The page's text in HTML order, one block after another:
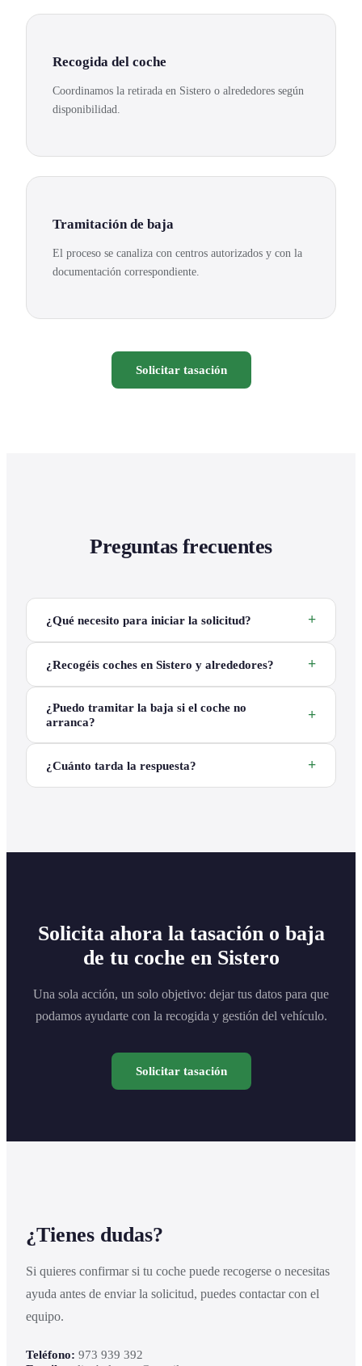
Recogida del coche
Coordinamos la retirada en Sistero o alrededores según
disponibilidad.
Tramitación de baja
El proceso se canaliza con centros autorizados y con la
documentación correspondiente.
Solicitar tasación
Preguntas frecuentes
¿Qué necesito para iniciar la solicitud?
¿Recogéis coches en Sistero y alrededores?
¿Puedo tramitar la baja si el coche no
arranca?
¿Cuánto tarda la respuesta?
Solicita ahora la tasación o baja
de tu coche en Sistero
Una sola acción, un solo objetivo: dejar tus datos para que
podamos ayudarte con la recogida y gestión del vehículo.
Solicitar tasación
¿Tienes dudas?
Si quieres confirmar si tu coche puede recogerse o necesitas
ayuda antes de enviar la solicitud, puedes contactar con el
equipo.
Teléfono: 973 939 392